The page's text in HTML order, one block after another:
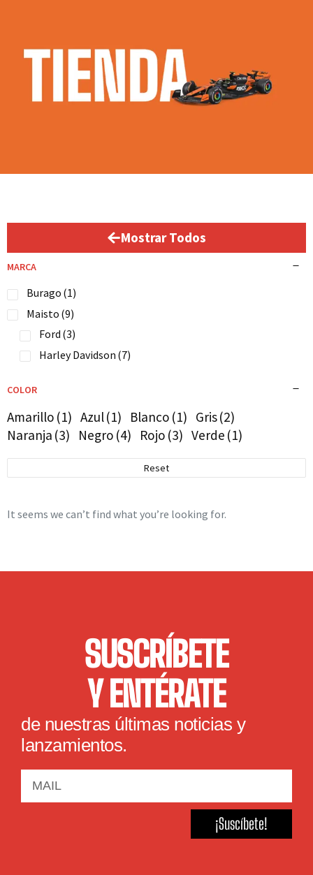
Mostrar Todos
MARCA
Burago (1)
Maisto (9)
Ford (3)
Harley Davidson (7)
COLOR
Amarillo (1) Azul(1) Blanco (1) Gris(2)
Naranja (3) Negro (4) Rojo (3) Verde (1)
Reset
It seems we can’t find what you’re looking for.
SUSCRÍBETE
Y ENTÉRATE
de nuestras últimas noticias y
lanzamientos.
¡Suscíbete!